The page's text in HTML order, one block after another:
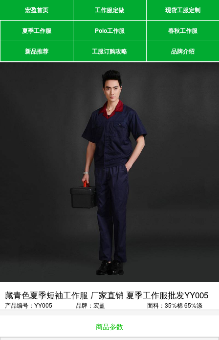
宏盈首页 工作服定做 现货工服定制
夏季工作服 Polo工作服 春秋工作服
新品推荐 工服订购攻略 品牌介绍
藏青色夏季短袖工作服 厂家直销 夏季工作服批发YY005
产品编号：YY005 品牌：宏盈 面料：35%棉 65%涤
商品参数